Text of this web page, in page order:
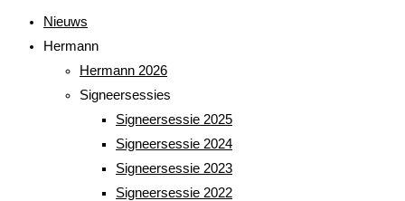
Nieuws
Hermann
Hermann 2026
Signeersessies
Signeersessie 2025
Signeersessie 2024
Signeersessie 2023
Signeersessie 2022